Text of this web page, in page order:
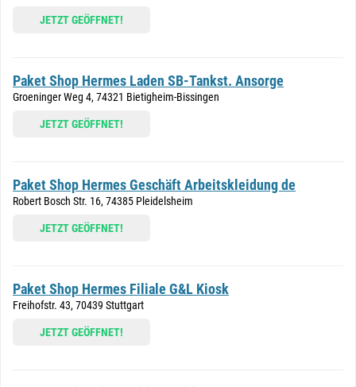
JETZT GEÖFFNET!
Paket Shop Hermes Laden SB-Tankst. Ansorge
Groeninger Weg 4, 74321 Bietigheim-Bissingen
JETZT GEÖFFNET!
Paket Shop Hermes Geschäft Arbeitskleidung de
Robert Bosch Str. 16, 74385 Pleidelsheim
JETZT GEÖFFNET!
Paket Shop Hermes Filiale G&L Kiosk
Freihofstr. 43, 70439 Stuttgart
JETZT GEÖFFNET!